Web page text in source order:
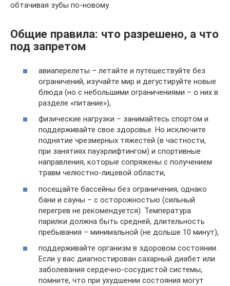
обтачивая зубы по-новому.
Общие правила: что разрешено, а что
под запретом
авиаперелеты – летайте и путешествуйте без
ограничений, изучайте мир и дегустируйте новые
блюда (но с небольшими ограничениями – о них в
разделе «питание»),
физические нагрузки – занимайтесь спортом и
поддерживайте свое здоровье. Но исключите
поднятие чрезмерных тяжестей (в частности,
при занятиях пауэрлифтингом) и спортивные
направления, которые сопряжены с получением
травм челюстно-лицевой области,
посещайте бассейны без ограничения, однако
бани и сауны – с осторожностью (сильный
перегрев не рекомендуется). Температура
парилки должна быть средней, длительность
пребывания – минимальной (не дольше 10 минут),
поддерживайте организм в здоровом состоянии.
Если у вас диагностирован сахарный диабет или
заболевания сердечно-сосудистой системы,
помните, что при ухудшении состояния могут